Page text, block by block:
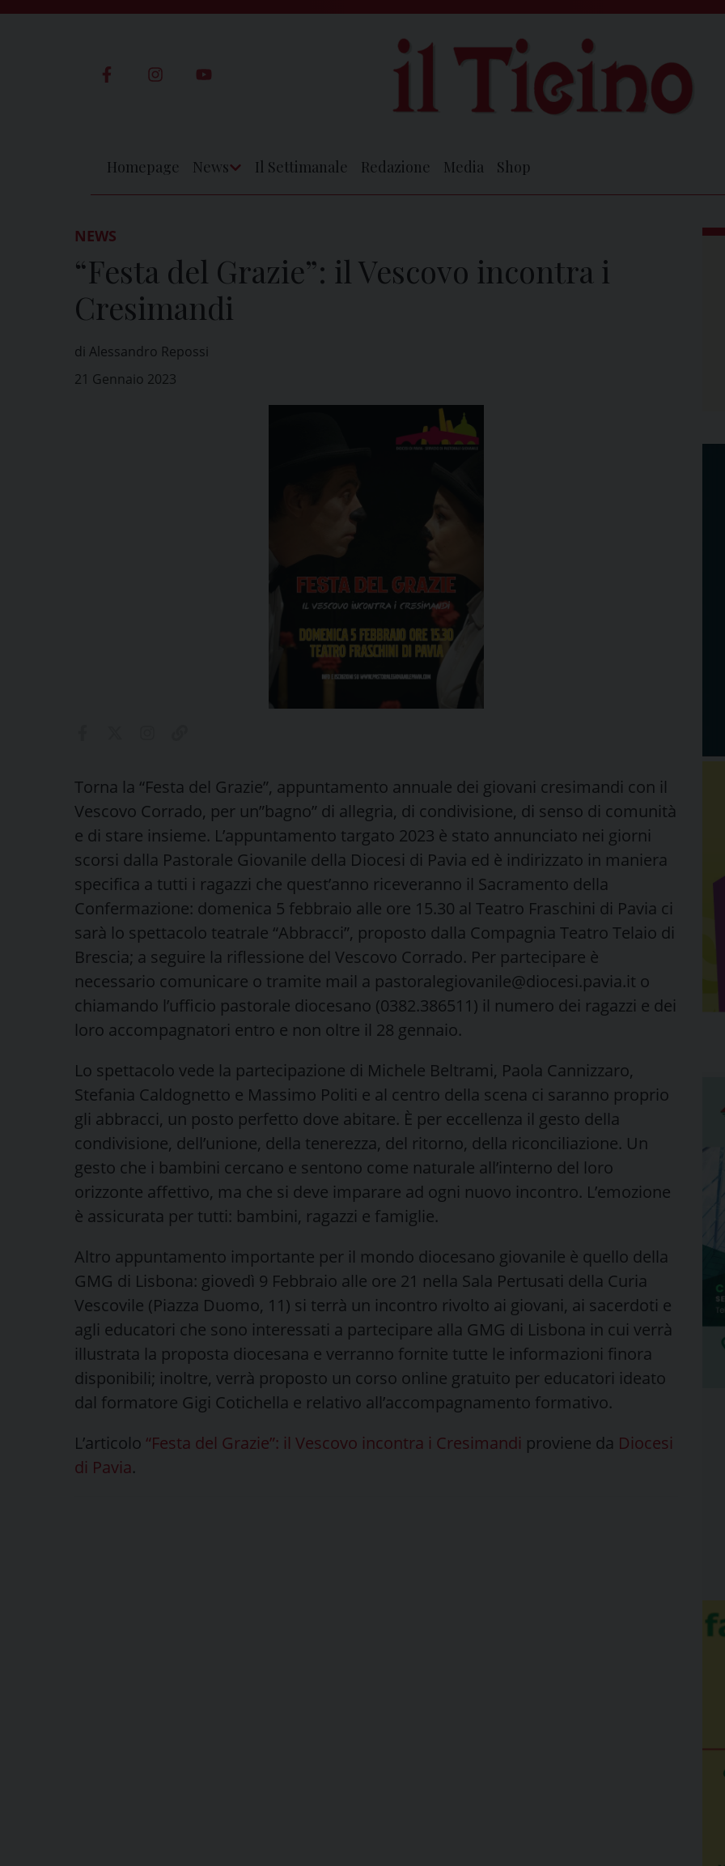
Homepage News Il Settimanale Redazione Media Shop
NEWS
“Festa del Grazie”: il Vescovo incontra i
Cresimandi
di Alessandro Repossi
21 Gennaio 2023
Torna la “Festa del Grazie”, appuntamento annuale dei giovani cresimandi con il
Vescovo Corrado, per un”bagno” di allegria, di condivisione, di senso di comunità
e di stare insieme. L’appuntamento targato 2023 è stato annunciato nei giorni
scorsi dalla Pastorale Giovanile della Diocesi di Pavia ed è indirizzato in maniera
specifica a tutti i ragazzi che quest’anno riceveranno il Sacramento della
Confermazione: domenica 5 febbraio alle ore 15.30 al Teatro Fraschini di Pavia ci
sarà lo spettacolo teatrale “Abbracci”, proposto dalla Compagnia Teatro Telaio di
Brescia; a seguire la riflessione del Vescovo Corrado. Per partecipare è
necessario comunicare o tramite mail a pastoralegiovanile@diocesi.pavia.it o
chiamando l’ufficio pastorale diocesano (0382.386511) il numero dei ragazzi e dei
loro accompagnatori entro e non oltre il 28 gennaio.
Lo spettacolo vede la partecipazione di Michele Beltrami, Paola Cannizzaro,
Stefania Caldognetto e Massimo Politi e al centro della scena ci saranno proprio
gli abbracci, un posto perfetto dove abitare. È per eccellenza il gesto della
condivisione, dell’unione, della tenerezza, del ritorno, della riconciliazione. Un
gesto che i bambini cercano e sentono come naturale all’interno del loro
orizzonte affettivo, ma che si deve imparare ad ogni nuovo incontro. L’emozione
è assicurata per tutti: bambini, ragazzi e famiglie.
Altro appuntamento importante per il mondo diocesano giovanile è quello della
GMG di Lisbona: giovedì 9 Febbraio alle ore 21 nella Sala Pertusati della Curia
Vescovile (Piazza Duomo, 11) si terrà un incontro rivolto ai giovani, ai sacerdoti e
agli educatori che sono interessati a partecipare alla GMG di Lisbona in cui verrà
illustrata la proposta diocesana e verranno fornite tutte le informazioni finora
disponibili; inoltre, verrà proposto un corso online gratuito per educatori ideato
dal formatore Gigi Cotichella e relativo all’accompagnamento formativo.
L’articolo “Festa del Grazie”: il Vescovo incontra i Cresimandi proviene da Diocesi
di Pavia.